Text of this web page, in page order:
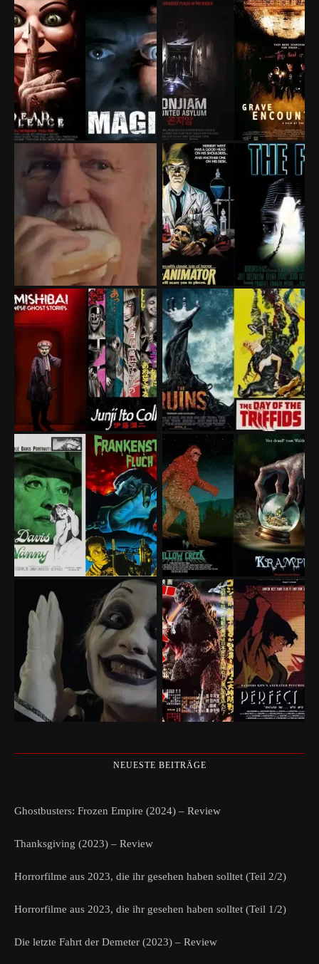
NEUESTE BEITRÄGE
Ghostbusters: Frozen Empire (2024) – Review
Thanksgiving (2023) – Review
Horrorfilme aus 2023, die ihr gesehen haben solltet (Teil 2/2)
Horrorfilme aus 2023, die ihr gesehen haben solltet (Teil 1/2)
Die letzte Fahrt der Demeter (2023) – Review